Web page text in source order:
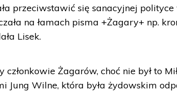
przeciwstawić się sanacyjnej
na łamach pisma +Żagary+ np.
Lisek.
członkowie Żagarów, choć nie był to
Jung Wilne, która była żydowskim